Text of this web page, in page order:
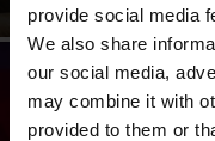
provide social media
We also share
our social media,
may combine it with
provided to them or